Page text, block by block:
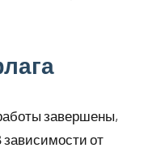
завершены,
зависимости от